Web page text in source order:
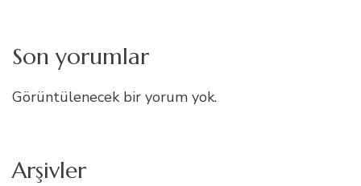
Son yorumlar
Görüntülenecek bir yorum yok.
Arşivler